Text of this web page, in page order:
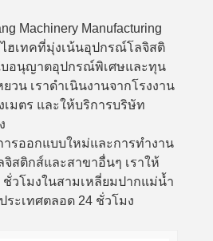
Machinery Manufacturing
ไฮเทคที่มุ่งเน้นอุปกรณ์โลจิสติ
บอนุญาตอุปกรณ์พิเศษและทุน
วน เราดำเนินงานจากโรงงาน
เมตร และให้บริการบริษัท
รออกแบบใหม่และการทำงาน
สติกส์และสาขาอื่นๆ เราให้
ชั่วโมงในสามเหลี่ยมปากแม่น้ำ
ระเทศตลอด 24 ชั่วโมง